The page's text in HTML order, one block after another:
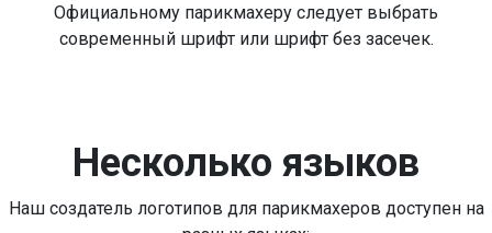
Официальному парикмахеру следует выбрать
современный шрифт или шрифт без засечек.
Несколько языков
Наш создатель логотипов для парикмахеров доступен на